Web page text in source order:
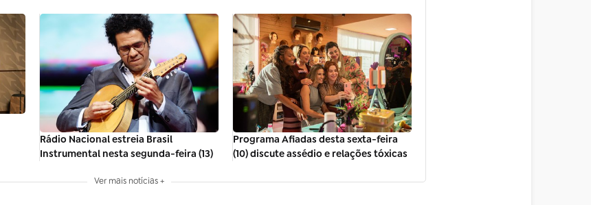
Rádio Nacional estreia Brasil
Instrumental nesta segunda-feira (13)
Programa Afiadas desta sexta-feira
(10) discute assédio e relações tóxicas
Ver mais notícias +